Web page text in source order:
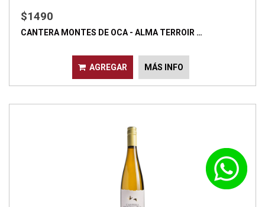
$1490
CANTERA MONTES DE OCA - ALMA TERROIR …
AGREGAR MÁS INFO